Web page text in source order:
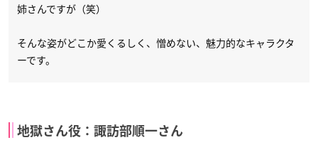
姉さんですが（笑）
そんな姿がどこか愛くるしく、憎めない、魅力的なキャラクタ
ーです。
地獄さん役：諏訪部順一さん